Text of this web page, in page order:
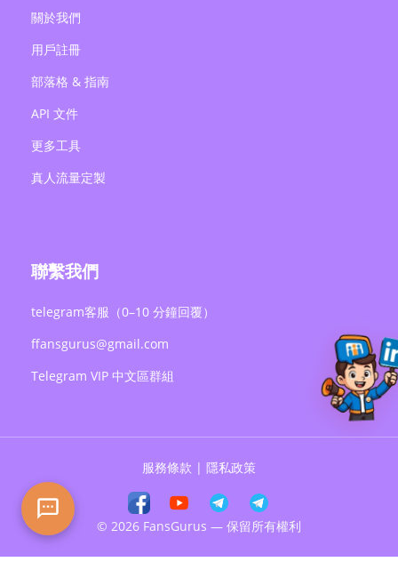
關於我們
用戶註冊
部落格 & 指南
API 文件
更多工具
真人流量定製
聯繫我們
telegram客服（0–10 分鐘回覆）
ffansgurus@gmail.com
Telegram VIP 中文區群組
服務條款 | 隱私政策
© 2026 FansGurus — 保留所有權利